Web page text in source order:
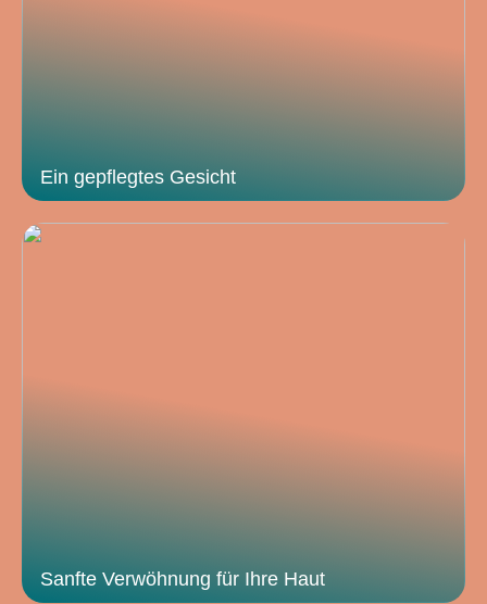
Ein gepflegtes Gesicht
Sanfte Verwöhnung für Ihre Haut